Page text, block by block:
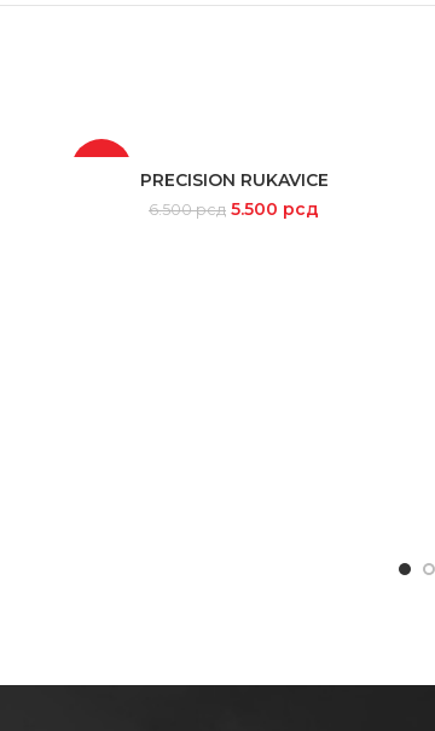
SELECT OPTIONS
PRECISION RUKAVICE
6.500рсд 5.500 рсд